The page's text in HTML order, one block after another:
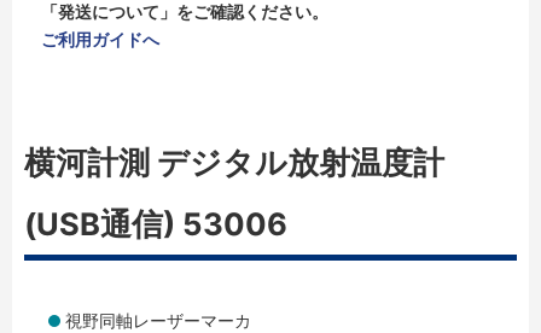
「発送について」をご確認ください。
ご利用ガイドへ
横河計測 デジタル放射温度計
(USB通信) 53006
視野同軸レーザーマーカ